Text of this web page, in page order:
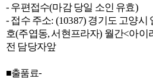
- 우편접수(마감 당일 소인 유효)
- 접수 주소: (10387) 경기도 고양시
호(주엽동, 서현프라자) 월간<아이
전 담당자앞
■출품료-